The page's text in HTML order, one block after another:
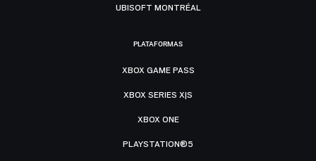
UBISOFT MONTRÉAL
PLATAFORMAS
XBOX GAME PASS
XBOX SERIES X|S
XBOX ONE
PLAYSTATION®5